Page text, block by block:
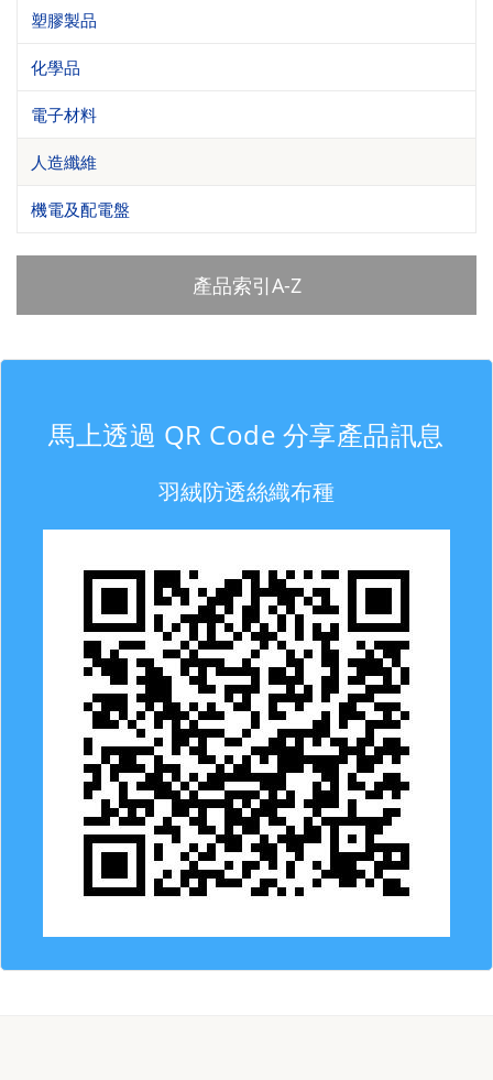
塑膠製品
化學品
電子材料
人造纖維
機電及配電盤
產品索引A-Z
馬上透過 QR Code 分享產品訊息
羽絨防透絲織布種